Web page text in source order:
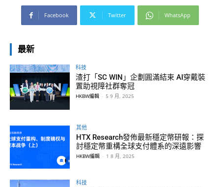
Facebook Twitter WhatsApp
最新
科技
渣打「SC WIN」企劃圓滿結束 AI穿戴裝
置助視障社群奪冠
HKBW編輯 - 5 9 月, 2025
其他
HTX Research發佈最新穩定幣研報：探
討穩定幣重構全球支付體系的深遠影響
HKBW編輯 - 1 8 月, 2025
科技